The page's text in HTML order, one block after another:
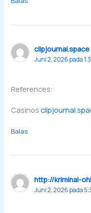
clipjournal.space
Juni 2, 2026 pada
References:
Casinos
Balas
http://kriminal-
Juni 2, 2026 pada